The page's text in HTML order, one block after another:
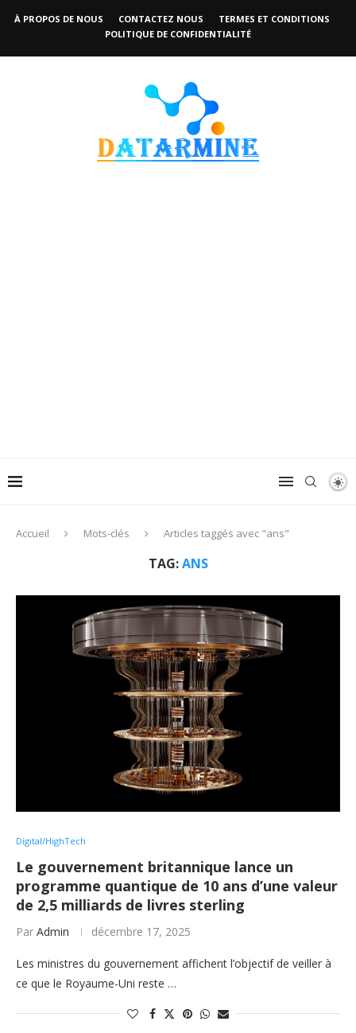
À PROPOS DE NOUS CONTACTEZ NOUS
TERMES ET CONDITIONS
POLITIQUE DE CONFIDENTIALITÉ
Accueil Mots-clés Articles taggés avec "ans"
TAG:ANS
Digital/HighTech
Le gouvernement britannique lance un
programme quantique de 10 ans d’une valeur
de 2,5 milliards de livres sterling
Par Admin décembre 17, 2025
Les ministres du gouvernement affichent l’objectif de veiller à
ce que le Royaume-Uni reste …